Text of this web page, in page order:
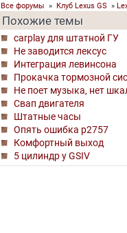
Все форумы » Клуб Lexus GS »
Похожие темы
carplay для штатной ГУ
Не заводится лексус
Интеграция левинсона
Прокачка тормозной
Не поет музыка, нет
Свап двигателя
Штатные часы
Опять ошибка р2757
Комфортный выход
5 цилиндр у GSIV